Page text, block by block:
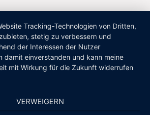
Tracking-Technologien von Dritten,
stetig zu verbessern und
der Interessen der Nutzer
damit einverstanden und kann meine
mit Wirkung für die Zukunft widerrufen
VERWEIGERN